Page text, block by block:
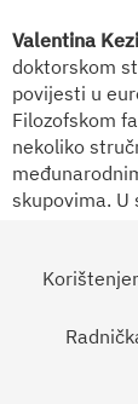
Valentina
doktorskom
povijesti u
Filozofskom
nekoliko
skupovima. U
Poziv i